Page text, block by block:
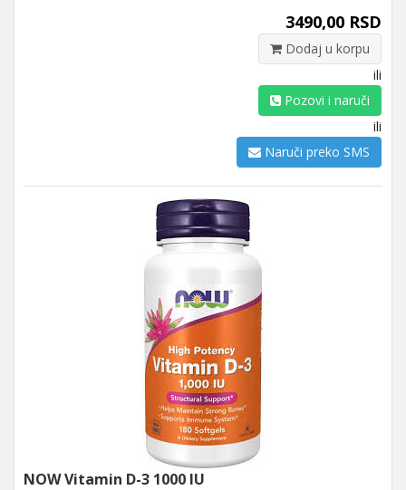
3490,00 RSD
Dodaj u korpu
ili
Pozovi i naruči
ili
Naruči preko SMS
NOW Vitamin D-3 1000 IU